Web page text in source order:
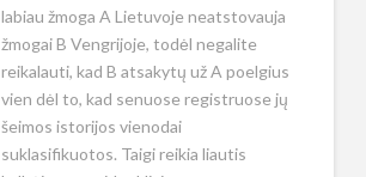
labiau žmoga A Lietuvoje neatstovauja
žmogai B Vengrijoje, todėl negalite
reikalauti, kad B atsakytų už A poelgius
vien dėl to, kad senuose registruose jų
šeimos istorijos vienodai
suklasifikuotos. Taigi reikia liautis